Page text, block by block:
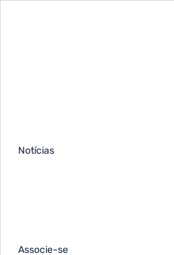
Notícias
Associe-se